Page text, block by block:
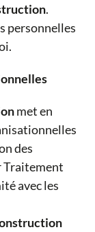
.
personnelles
met en
des
Traitement
avec les